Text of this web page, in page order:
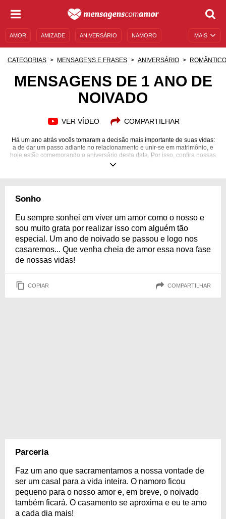
MAIS
AMOR AMIZADE ANIVERSÁRIO NAMORO
MENSAGENS DE ANIVERSÁRIO
CATEGORIAS MENSAGENS E FRASES ANIVERSÁRIO ROMÂNTICO
MENSAGENS DE 1 ANO DE
NOIVADO
VER VÍDEO COMPARTILHAR
Há um ano atrás vocês tomaram a decisão mais importante de suas vidas:
a de dar um passo adiante no relacionamento e unir-se em matrimônio, e
hoje estão comemorando o aniversário desta data. Por isso, confira nossas
mensagens para celebrar esse momento tão importante.
Sonho
Eu sempre sonhei em viver um amor como o nosso e
sou muito grata por realizar isso com alguém tão
especial. Um ano de noivado se passou e logo nos
casaremos... Que venha cheia de amor essa nova fase
de nossas vidas!
COPIAR COMPARTILHAR
Parceria
Faz um ano que sacramentamos a nossa vontade de
ser um casal para a vida inteira. O namoro ficou
pequeno para o nosso amor e, em breve, o noivado
também ficará. O casamento se aproxima e eu te amo
a cada dia mais!